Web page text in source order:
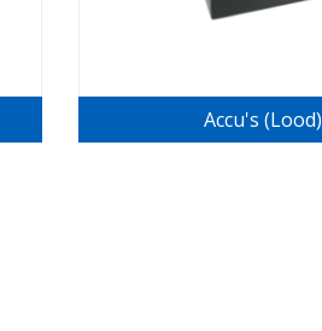
Accu's (Lood)